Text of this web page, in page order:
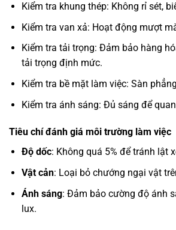
Kiểm tra khung thép: Không rỉ sét,
Kiểm tra van xả: Hoạt động mượt
Kiểm tra tải trọng: Đảm bảo hàng
tải trọng định mức.
Kiểm tra bề mặt làm việc: Sàn
Kiểm tra ánh sáng: Đủ sáng để
Tiêu chí đánh giá môi trường làm việc
Độ dốc: Không quá 5% để tránh lật
Vật cản: Loại bỏ chướng ngại vật
Ánh sáng: Đảm bảo cường độ ánh
lux.